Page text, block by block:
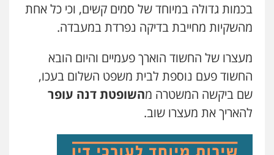
עו"ד נס בן נתן
כלכלי
0505555110
עו"ד דניאל דרוביצקי
פלילי משפחה
בכמות גדולה במיוחד של סמים קשים, וכי כל אחת
מהשקיות מחייבת בדיקה נפרדת במעבדה.
מעצרו של החשוד הוארך פעמיים והיום הובא
החשוד פעם נוספת לבית משפט השלום בעכו,
שם ביקשה המשטרה מהשופטת דנה עופר
להאריך את מעצרו שוב.